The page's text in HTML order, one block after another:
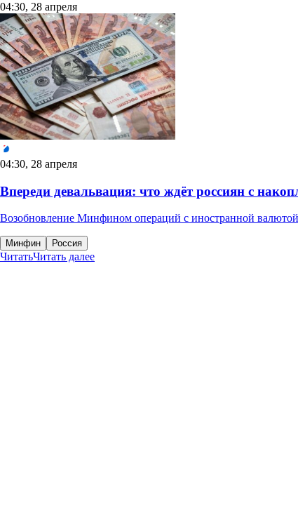
04:30, 28 апреля
04:30, 28 апреля
Впереди девальвация: что ждёт россиян с
Возобновление Минфином операций с иностранной валютой
Минфин Россия
ЧитатьЧитать далее